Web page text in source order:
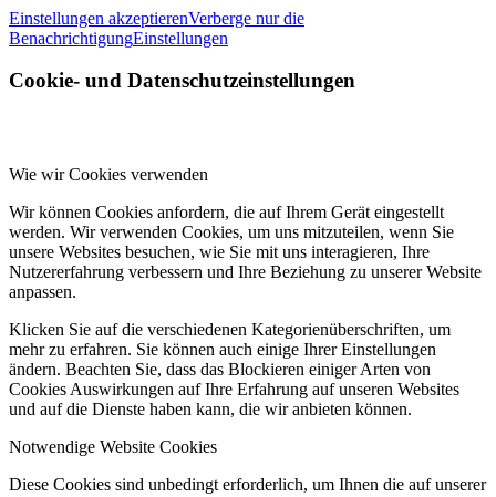
Einstellungen akzeptierenVerberge nur die
BenachrichtigungEinstellungen
Cookie- und Datenschutzeinstellungen
Wie wir Cookies verwenden
Wir können Cookies anfordern, die auf Ihrem Gerät eingestellt
werden. Wir verwenden Cookies, um uns mitzuteilen, wenn Sie
unsere Websites besuchen, wie Sie mit uns interagieren, Ihre
Nutzererfahrung verbessern und Ihre Beziehung zu unserer Website
anpassen.
Klicken Sie auf die verschiedenen Kategorienüberschriften, um
mehr zu erfahren. Sie können auch einige Ihrer Einstellungen
ändern. Beachten Sie, dass das Blockieren einiger Arten von
Cookies Auswirkungen auf Ihre Erfahrung auf unseren Websites
und auf die Dienste haben kann, die wir anbieten können.
Notwendige Website Cookies
Diese Cookies sind unbedingt erforderlich, um Ihnen die auf unserer